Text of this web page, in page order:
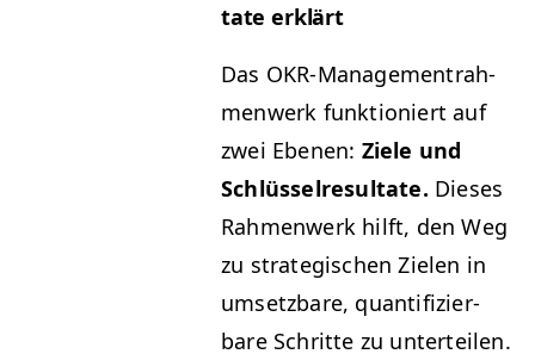
tate erklärt
Das OKR-Man­age­men­trah­
men­werk funk­tion­iert auf
zwei Ebe­nen: Ziele und
Schlüs­sel­re­sul­tate. Dieses
Rah­men­werk hil­ft, den Weg
zu strate­gis­chen Zie­len in
umset­zbare, quan­tifizier­
bare Schritte zu unterteilen.